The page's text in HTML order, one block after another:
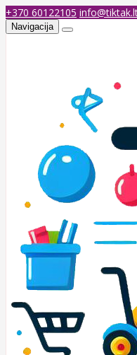
+370 60122105
Navigacija